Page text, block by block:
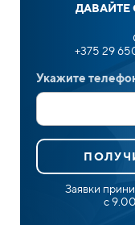
ДАВАЙТЕ
+375 29
Укажите
Заявки
с